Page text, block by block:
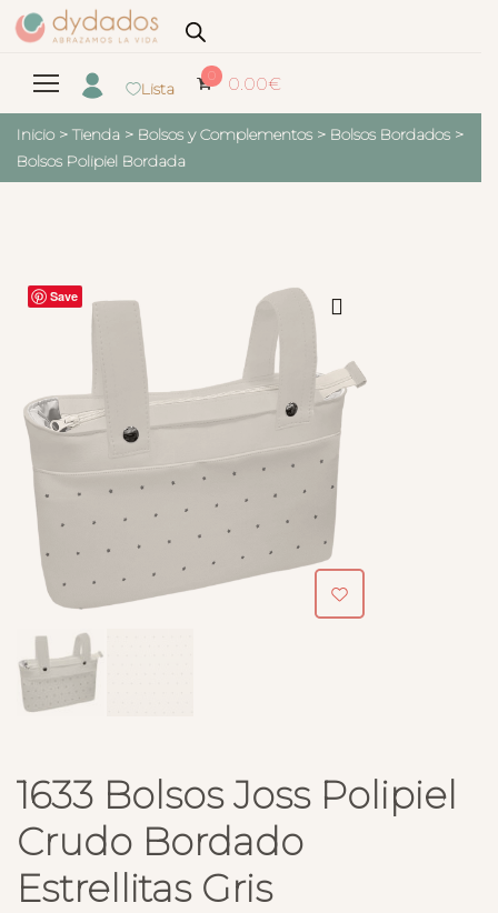
Lista
0 0.00€
Inicio > Tienda > Bolsos y Complementos > Bolsos Bordados >
Bolsos Polipiel Bordada
Save
1633 Bolsos Joss Polipiel
Crudo Bordado
Estrellitas Gris